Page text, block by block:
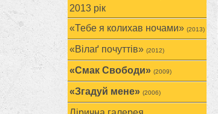
2013 рік
«Тебе я колихав ночами» (2013)
«Вілаґ почуттів» (2012)
«Смак Свободи» (2009)
«Згадуй мене» (2006)